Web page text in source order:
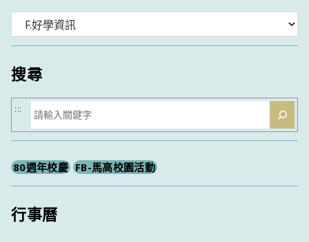
類
搜尋
搜
尋
:::
80週年校慶 FB-馬高校園活動
行事曆